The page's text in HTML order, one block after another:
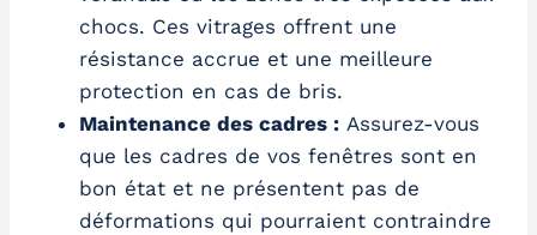
chocs. Ces vitrages offrent une
résistance accrue et une meilleure
protection en cas de bris.
Maintenance des cadres : Assurez-vous
que les cadres de vos fenêtres sont en
bon état et ne présentent pas de
déformations qui pourraient contraindre